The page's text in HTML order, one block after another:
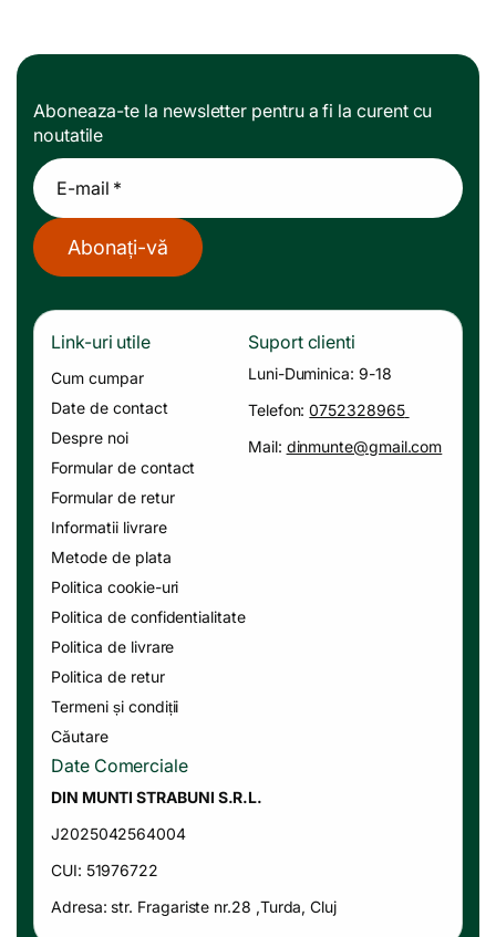
t
Aboneaza-te la newsletter pentru a fi la curent cu
noutatile
E-mail *
Abonați-vă
Link-uri utile
Cum cumpar
Date de contact
Despre noi
Formular de contact
Formular de retur
Informatii livrare
Metode de plata
Politica cookie-uri
Politica de confidentialitate
Politica de livrare
Politica de retur
Termeni și condiții
Căutare
Suport clienti
Luni-Duminica: 9-18
Telefon:0752328965
Mail: dinmunte@gmail.com
Date Comerciale
DIN MUNTI STRABUNI S.R.L.
J2025042564004
CUI: 51976722
Adresa: str. Fragariste nr.28 ,Turda, Cluj